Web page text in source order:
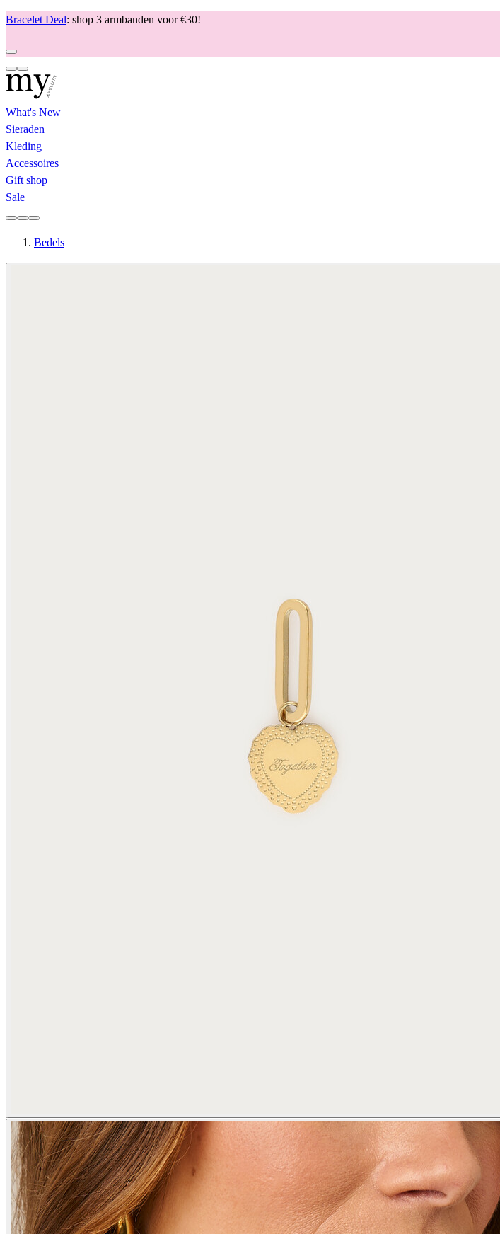
Bracelet Deal: shop 3 armbanden voor €30!
What's New
Sieraden
Kleding
Accessoires
Gift shop
Sale
Bedels